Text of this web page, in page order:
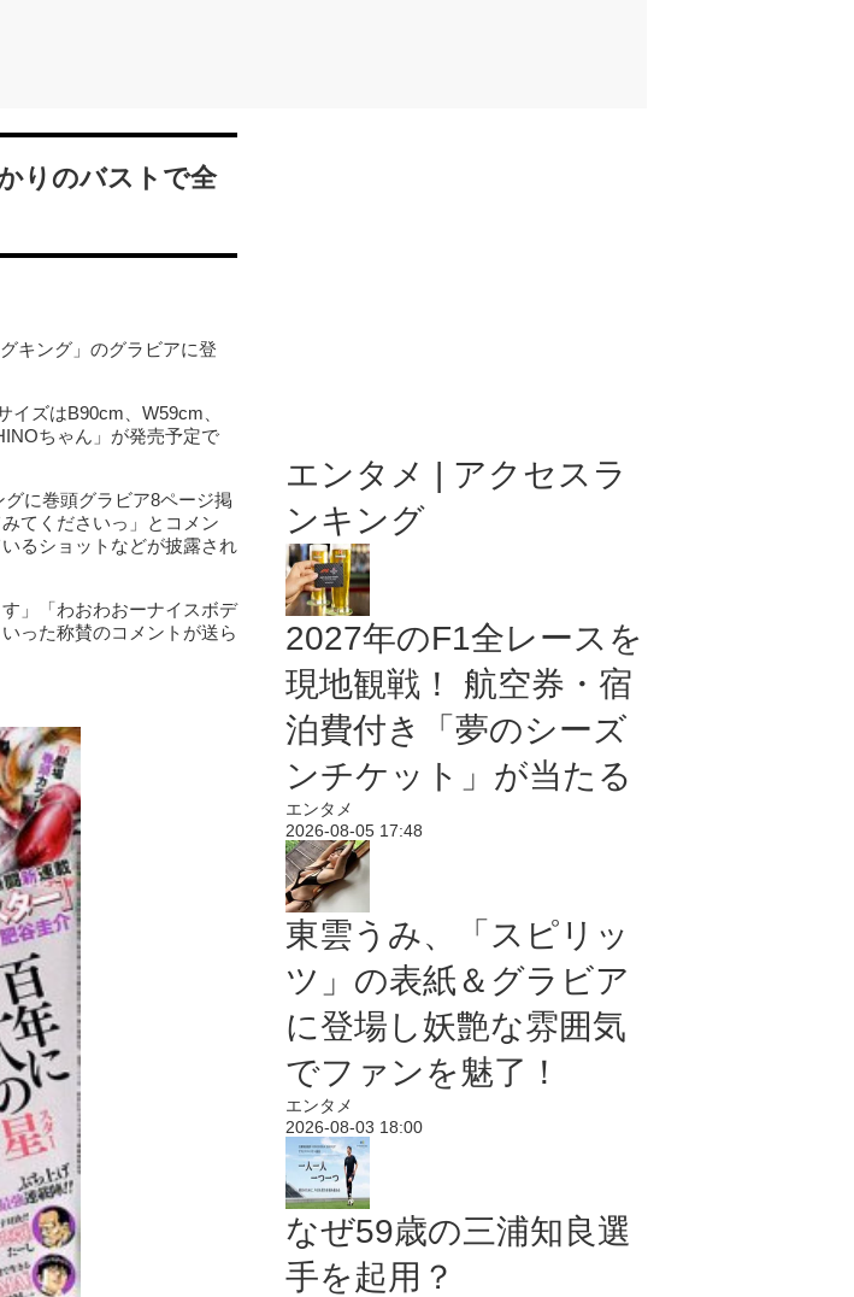
りのバストで全
キング」のグラビアに登
ズはB90cm、W59cm、
ちゃん」が発売予定で
に巻頭グラビア8ページ掲
てくださいっ」とコメン
るショットなどが披露され
」「わおわおーナイスボデ
った称賛のコメントが送ら
エンタメ | アクセスラ
ンキング
2027年のF1全レースを
現地観戦！ 航空券・宿
泊費付き「夢のシーズ
ンチケット」が当たる
エンタメ
2026-08-05 17:48
東雲うみ、「スピリッ
ツ」の表紙＆グラビア
に登場し妖艶な雰囲気
でファンを魅了！
エンタメ
2026-08-03 18:00
なぜ59歳の三浦知良選
手を起用？